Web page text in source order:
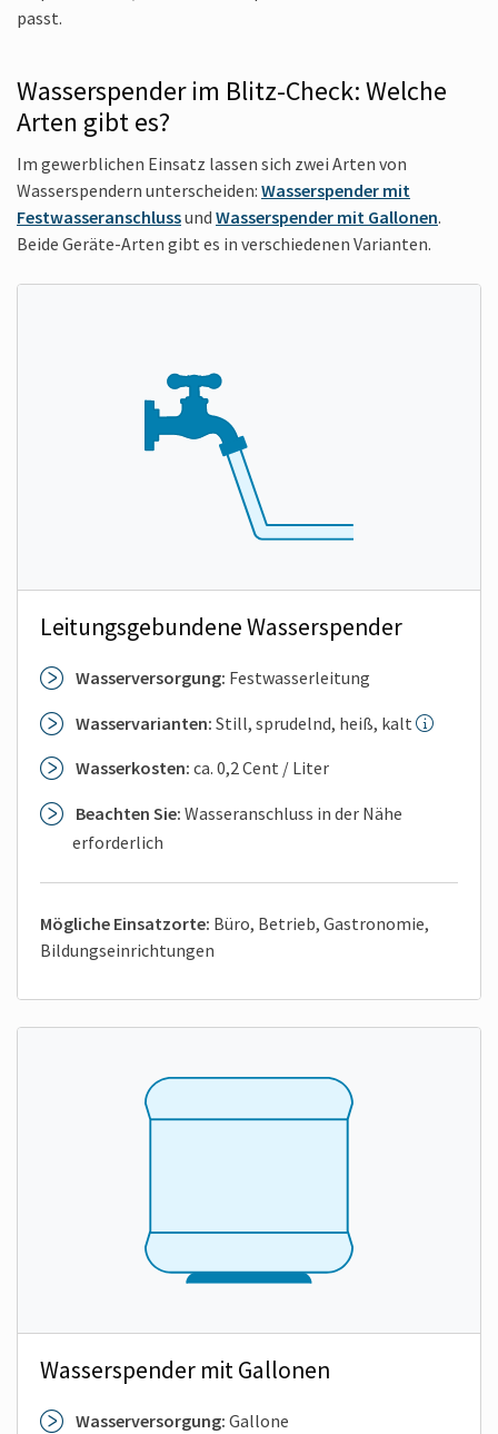
passt.
Wasserspender im Blitz-Check: Welche
Arten gibt es?
Im gewerblichen Einsatz lassen sich zwei Arten von
Wasserspendern unterscheiden: Wasserspender mit
Festwasseranschlussund Wasserspender mit Gallonen.
Beide Geräte-Arten gibt es in verschiedenen Varianten.
Leitungsgebundene Wasserspender
Wasserversorgung: Festwasserleitung
Wasservarianten: Still, sprudelnd, heiß, kalt
Wasserkosten: ca. 0,2 Cent / Liter
Beachten Sie: Wasseranschluss in der Nähe
erforderlich
Mögliche Einsatzorte: Büro, Betrieb, Gastronomie,
Bildungs­einrichtungen
Wasserspender mit Gallonen
Wasserversorgung: Gallone